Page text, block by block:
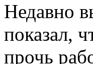
Недавно
показал,
прочь